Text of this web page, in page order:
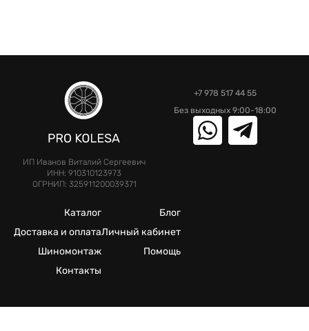
ИП Иванов Виталий Сергеевич
ИНН: 910310123973
ОГРНИП: 325911200039371
+7 978 517 44 55
Без выходных 9:00-18:00
Каталог
Доставка и оплата
Шиномонтаж
Контакты
Блог
Личный кабинет
Помощь